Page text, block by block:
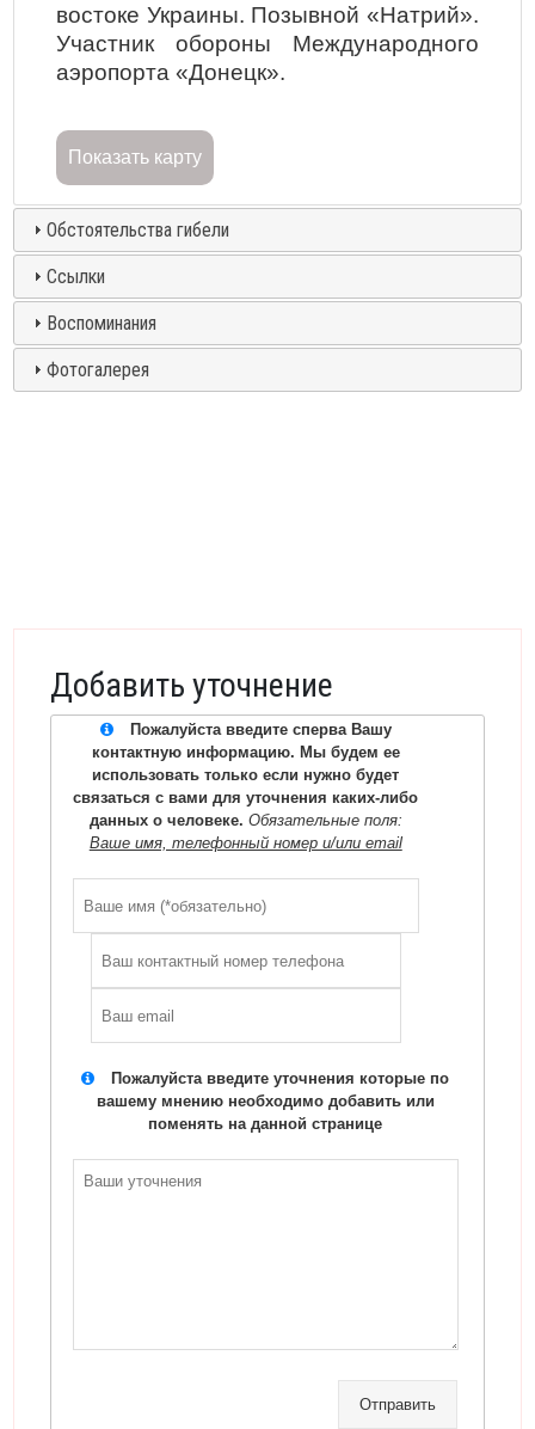
востоке Украины. Позывной «Натрий».
Участник обороны Международного
аэропорта «Донецк».
Показать карту
Обстоятельства гибели
Ссылки
Воспоминания
Фотогалерея
Добавить уточнение
Пожалуйста введите сперва Вашу
контактную информацию. Мы будем ее
использовать только если нужно будет
связаться с вами для уточнения каких-либо
данных о человеке. Обязательные поля:
Ваше имя, телефонный номер и/или email
Пожалуйста введите уточнения которые по
вашему мнению необходимо добавить или
поменять на данной странице
Отправить